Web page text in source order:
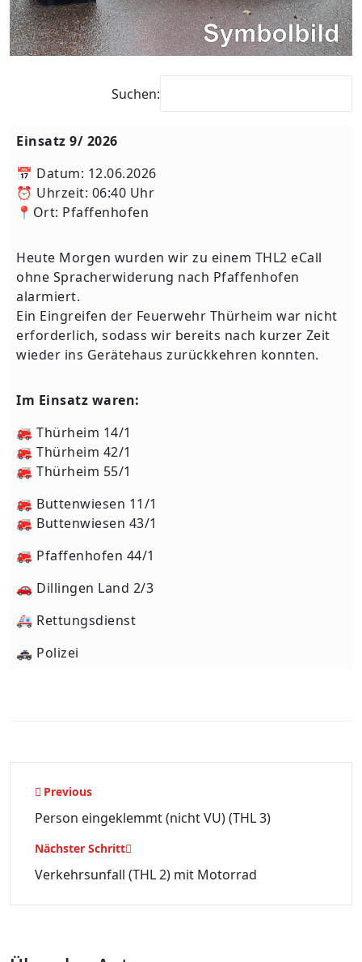
Suchen:
Einsatz 9/ 2026
📅 Datum: 12.06.2026
⏰ Uhrzeit: 06:40 Uhr
📍Ort: Pfaffenhofen
Heute Morgen wurden wir zu einem THL2 eCall
ohne Spracherwiderung nach Pfaffenhofen
alarmiert.
Ein Eingreifen der Feuerwehr Thürheim war nicht
erforderlich, sodass wir bereits nach kurzer Zeit
wieder ins Gerätehaus zurückkehren konnten.
Im Einsatz waren:
🚒 Thürheim 14/1
🚒 Thürheim 42/1
🚒 Thürheim 55/1
🚒 Buttenwiesen 11/1
🚒 Buttenwiesen 43/1
🚒 Pfaffenhofen 44/1
🚗 Dillingen Land 2/3
🚑 Rettungsdienst
🚓 Polizei
Beitragsnavigation
Previous
Person eingeklemmt (nicht VU) (THL 3)
Nächster Schritt
Verkehrsunfall (THL 2) mit Motorrad